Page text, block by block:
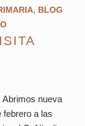
, BLOG
nueva
febrero a las